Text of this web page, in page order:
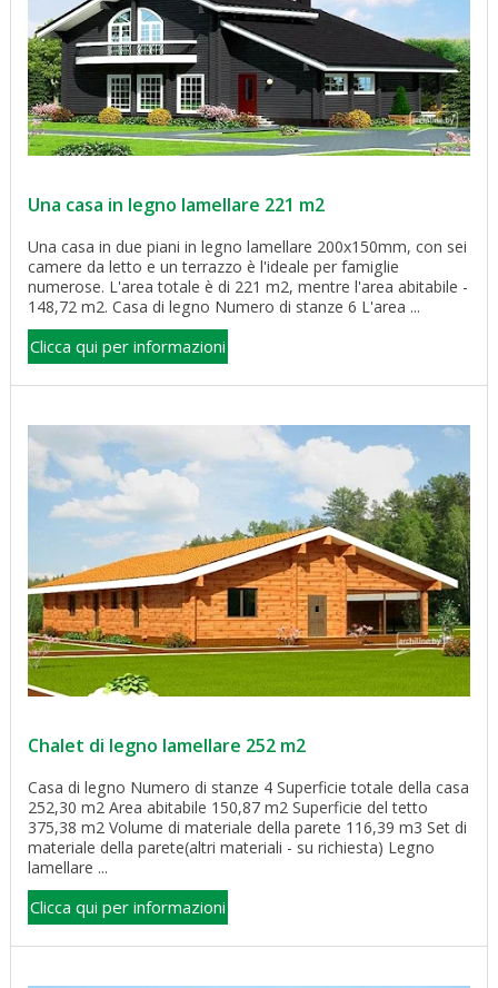
Una casa in legno lamellare 221 m2
Una casa in due piani in legno lamellare 200x150mm, con sei
camere da letto e un terrazzo è l'ideale per famiglie
numerose. L'area totale è di 221 m2, mentre l'area abitabile -
148,72 m2. Casa di legno Numero di stanze 6 L'area ...
Clicca qui per informazioni
Chalet di legno lamellare 252 m2
Casa di legno Numero di stanze 4 Superficie totale della casa
252,30 m2 Area abitabile 150,87 m2 Superficie del tetto
375,38 m2 Volume di materiale della parete 116,39 m3 Set di
materiale della parete(altri materiali - su richiesta) Legno
lamellare ...
Clicca qui per informazioni